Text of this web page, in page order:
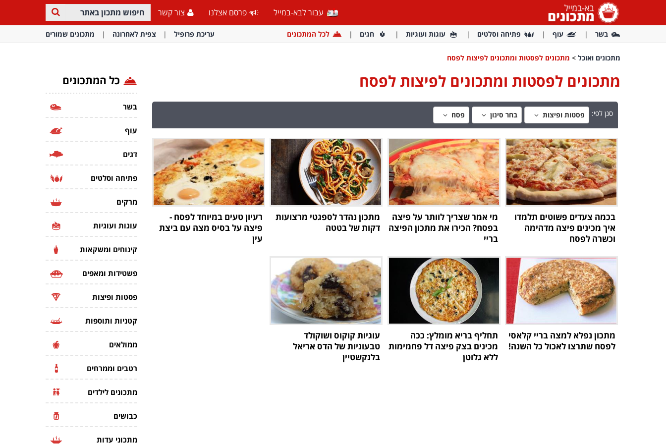
עבור לבא-במייל פרסם אצלנו צור קשר
בשר עוף פתיחה וסלטים עוגות ועוגיות חגים לכל המתכונים עריכת פרופיל צפית לאחרונה מתכונים שמורים
מתכונים ואוכל > מתכונים לפסטות ומתכונים לפיצות לפסח
מתכונים לפסטות ומתכונים לפיצות לפסח
סנן לפי: פסטות ופיצות בחר סינון פסח
בכמה צעדים פשוטים תלמדו
איך מכינים פיצה מדהימה
וכשרה לפסח
מי אמר שצריך לוותר על פיצה
בפסח? הכירו את מתכון הפיצה
בריי
מתכון נהדר לספגטי מרצועות
דקות של בטטה
רעיון טעים במיוחד לפסח -
פיצה על בסיס מצה עם ביצת
עין
מתכון נפלא למצה בריי קלאסי
לפסח שתרצו לאכול כל השנה!
תחליף בריא מומלץ: ככה
מכינים בצק פיצה דל פחמימות
ללא גלוטן
עוגיות קוקוס ושוקולד
טבעוניות של הדס אריאל
בלנקשטיין
כל המתכונים
בשר
עוף
דגים
פתיחה וסלטים
מרקים
עוגות ועוגיות
קינוחים ומשקאות
פשטידות ומאפים
פסטות ופיצות
קטניות ותוספות
ממולאים
רטבים וממרחים
מתכונים לילדים
כבושים
מתכוני עדות